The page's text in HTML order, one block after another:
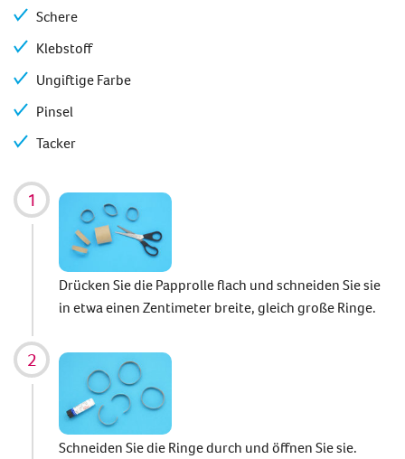
Schere
Klebstoff
Ungiftige Farbe
Pinsel
Tacker
Drücken Sie die Papprolle flach und schneiden Sie sie
in etwa einen Zentimeter breite, gleich große Ringe.
Schneiden Sie die Ringe durch und öffnen Sie sie.